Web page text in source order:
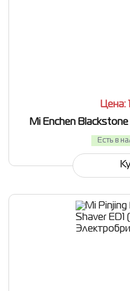
Цена:
Mi Enchen
Есть в